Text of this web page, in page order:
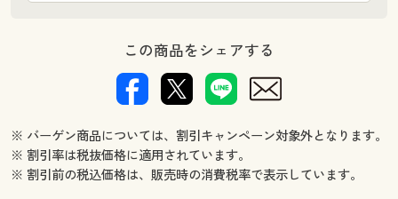
この商品をシェアする
※ バーゲン商品については、割引キャンペーン対象外となります。
※ 割引率は税抜価格に適用されています。
※ 割引前の税込価格は、販売時の消費税率で表示しています。